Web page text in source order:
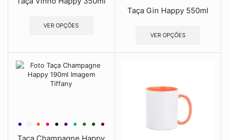
VER OPÇÕES
Taça Gin Happy 550ml
VER OPÇÕES